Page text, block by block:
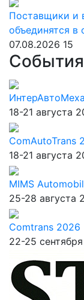
Поставщики и
объединятся
07.08.2026 15
События
18-21 августа
ComAutoTrans
18-21 августа
MIMS
25-28 августа
Comtrans 2026
22-25